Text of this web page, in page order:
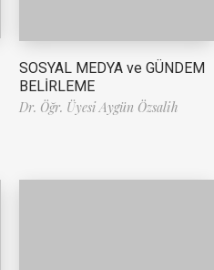
SOSYAL MEDYA ve GÜNDEM
BELİRLEME
Dr. Öğr. Üyesi Aygün Özsalih